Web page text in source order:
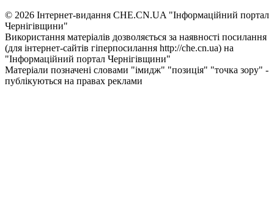
© 2026 Інтернет-видання CHE.CN.UA "Інформаційний портал
Чернiгiвщини"
Використання матеріалів дозволяється за наявності посилання
(для інтернет-сайтів гіперпосилання http://che.cn.ua) на
"Інформаційний портал Чернiгiвщини"
Матеріали позначені словами "імидж" "позиція" "точка зору" -
публікуються на правах реклами